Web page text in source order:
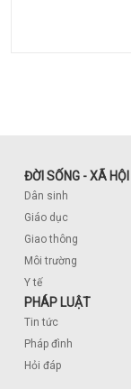
ĐỜI SỐNG - XÃ HỘI
Dân sinh
Giáo dục
Giao thông
Môi trường
Y tế
PHÁP LUẬT
Tin tức
Pháp đình
Hỏi đáp